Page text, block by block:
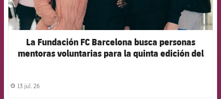
La Fundación FC Barcelona busca personas
mentoras voluntarias para la quinta edición del
label.share.clock
13 jul. 26